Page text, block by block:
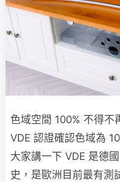
色域空間 100% 不得不
VDE 認證確認色域為
大家講一下 VDE 是德
史，是歐洲目前最有測